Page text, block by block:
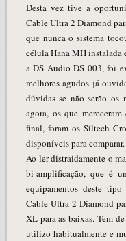
Desta vez tive a
Cable Ultra 2 Diamond
que nunca o sistema
célula Hana MH instalada
a DS Audio DS 003, foi
melhores agudos já
dúvidas se não serão os
agora, os que
final, foram os Siltech
disponíveis para comparar.
Ao ler distraidamente o
bi-amplificação, que é
equipamentos deste
Cable Ultra 2 Diamond
XL para as baixas. Tem
utilizo habitualmente e